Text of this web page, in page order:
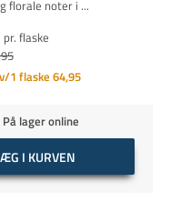
florale noter i ...
pr. flaske
1 flaske 64,95
På lager online
I KURVEN